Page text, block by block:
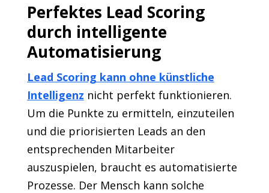
Perfektes Lead Scoring
durch intelligente
Automatisierung
Lead Scoring kann ohne künstliche
Intelligenz nicht perfekt funktionieren.
Um die Punkte zu ermitteln, einzuteilen
und die priorisierten Leads an den
entsprechenden Mitarbeiter
auszuspielen, braucht es automatisierte
Prozesse. Der Mensch kann solche